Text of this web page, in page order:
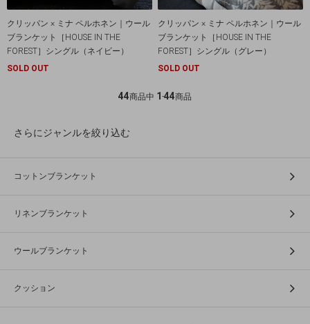
クリッパン × ミナ ペルホネン｜ウール
ブランケット［HOUSE IN THE
FOREST］シングル（ネイビー）
SOLD OUT
クリッパン × ミナ ペルホネン｜ウール
ブランケット［HOUSE IN THE
FOREST］シングル（グレー）
SOLD OUT
44商品中 1 -44商品
さらにジャンルを絞り込む
コットンブランケット
リネンブランケット
ウールブランケット
クッション